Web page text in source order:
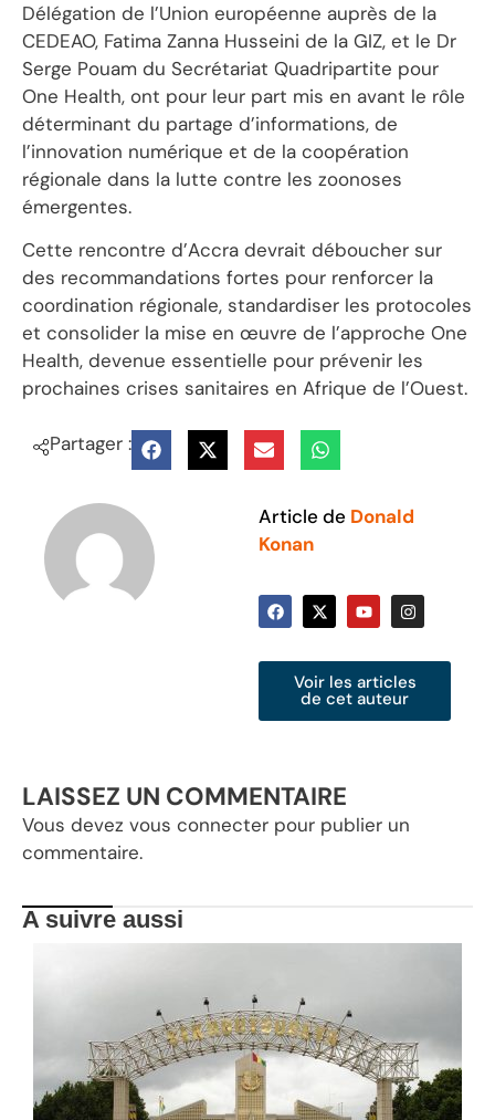
Délégation de l’Union européenne auprès de la
CEDEAO, Fatima Zanna Husseini de la GIZ, et le Dr
Serge Pouam du Secrétariat Quadripartite pour
One Health, ont pour leur part mis en avant le rôle
déterminant du partage d’informations, de
l’innovation numérique et de la coopération
régionale dans la lutte contre les zoonoses
émergentes.
Cette rencontre d’Accra devrait déboucher sur
des recommandations fortes pour renforcer la
coordination régionale, standardiser les protocoles
et consolider la mise en œuvre de l’approche One
Health, devenue essentielle pour prévenir les
prochaines crises sanitaires en Afrique de l’Ouest.
Partager :
Article de Donald
Konan
Voir les articles
de cet auteur
LAISSEZ UN COMMENTAIRE
Vous devez vous connecter pour publier un
commentaire.
A suivre aussi